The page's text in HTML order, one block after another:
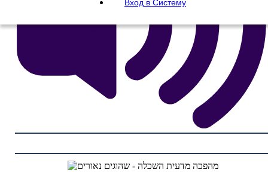
Вход в Систему